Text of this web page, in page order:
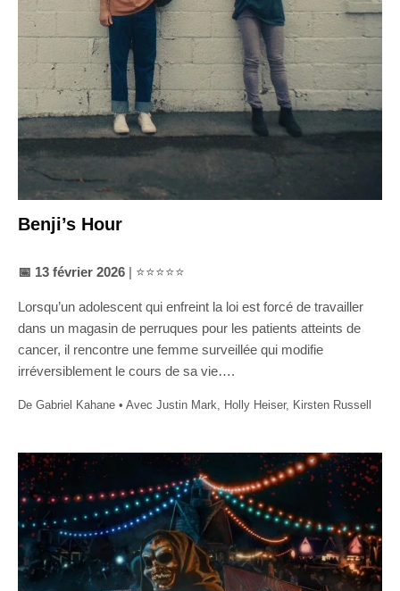
Benji’s Hour
📅 13 février 2026 | ⭐⭐⭐⭐⭐
Lorsqu’un adolescent qui enfreint la loi est forcé de travailler
dans un magasin de perruques pour les patients atteints de
cancer, il rencontre une femme surveillée qui modifie
irréversiblement le cours de sa vie….
De Gabriel Kahane • Avec Justin Mark, Holly Heiser, Kirsten Russell